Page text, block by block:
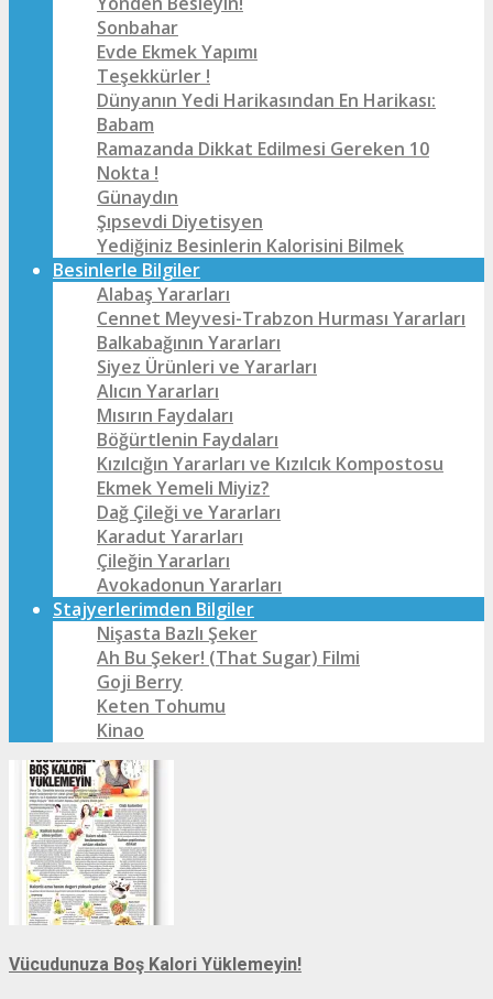
Sonbahar
Evde Ekmek Yapımı
Teşekkürler !
Dünyanın Yedi Harikasından En Harikası:
Babam
Ramazanda Dikkat Edilmesi Gereken 10
Nokta !
Günaydın
Şıpsevdi Diyetisyen
Yediğiniz Besinlerin Kalorisini Bilmek
Besinlerle Bilgiler
Alabaş Yararları
Cennet Meyvesi-Trabzon Hurması Yararları
Balkabağının Yararları
Siyez Ürünleri ve Yararları
Alıcın Yararları
Mısırın Faydaları
Böğürtlenin Faydaları
Kızılcığın Yararları ve Kızılcık Kompostosu
Ekmek Yemeli Miyiz?
Dağ Çileği ve Yararları
Karadut Yararları
Çileğin Yararları
Avokadonun Yararları
Stajyerlerimden Bilgiler
Nişasta Bazlı Şeker
Ah Bu Şeker! (That Sugar) Filmi
Goji Berry
Keten Tohumu
Kinao
Vücudunuza Boş Kalori Yüklemeyin!